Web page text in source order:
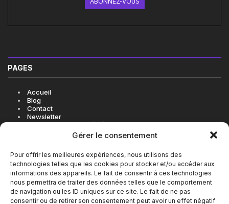
Gérer le consentement
Pour offrir les meilleures expériences, nous utilisons des
technologies telles que les cookies pour stocker et/ou accéder aux
informations des appareils. Le fait de consentir à ces technologies
nous permettra de traiter des données telles que le comportement
de navigation ou les ID uniques sur ce site. Le fait de ne pas
consentir ou de retirer son consentement peut avoir un effet négatif
PAGES
Accueil
Blog
Contact
Newsletter
Politique de cookies (UE)
LES BONNES ADRESSES EN VIDÉO SUR INSTAGRAM